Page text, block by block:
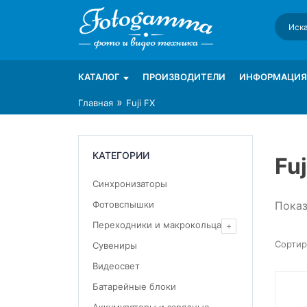
Интернет-магазин фототехники Foto-
Магазин фотоаксессуаров foto-gamma.ru
КАТАЛОГ ПРОИЗВОДИТЕЛИ ИНФОРМАЦИЯ
Главная » Fuji FX
КАТЕГОРИИ
Синхронизаторы
Фотовспышки
Переходники и макрокольца
Сувениры
Видеосвет
Батарейные блоки